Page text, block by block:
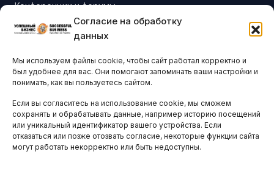
Согласие на обработку
данных
Мы используем файлы cookie, чтобы сайт работал корректно и
был удобнее для вас. Они помогают запоминать ваши настройки и
понимать, как вы пользуетесь сайтом.
Если вы согласитесь на использование cookie, мы сможем
сохранять и обрабатывать данные, например историю посещений
или уникальный идентификатор вашего устройства. Если
отказаться или позже отозвать согласие, некоторые функции сайта
могут работать некорректно или быть недоступны.
Конференции и форумы
Бизнес-клубы и ассоциации
Остальные новости
АНАЛИТИКА И СТАТИСТИКА
ARTICLES IN ENGLISH
НАВИГАЦИЯ